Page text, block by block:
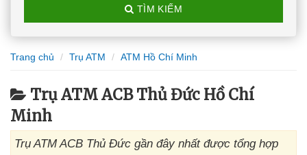
TÌM KIẾM
Trang chủ Trụ ATM ATM Hồ Chí Minh
Trụ ATM ACB Thủ Đức Hồ Chí
Minh
Trụ ATM ACB Thủ Đức gần đây nhất được tổng hợp